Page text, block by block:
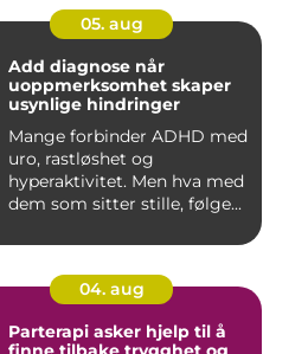
05. aug
Add diagnose når
uoppmerksomhet skaper
usynlige hindringer
Mange forbinder ADHD med
uro, rastløshet og
hyperaktivitet. Men hva med
dem som sitter stille, følge...
04. aug
Parterapi asker hjelp til å